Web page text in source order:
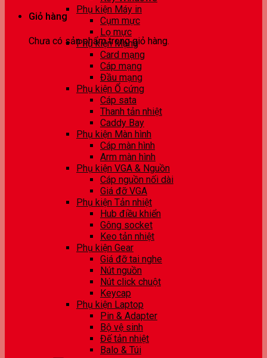
Giỏ hàng
Chưa có sản phẩm trong giỏ hàng.
Phụ kiện Máy in
Cụm mực
Lọ mực
Phụ kiện Mạng
Card mạng
Cáp mạng
Đầu mạng
Phụ kiện Ổ cứng
Cáp sata
Thanh tản nhiệt
Caddy Bay
Phụ kiện Màn hình
Cáp màn hình
Arm màn hình
Phụ kiện VGA & Nguồn
Cáp nguồn nối dài
Giá đỡ VGA
Phụ kiện Tản nhiệt
Hub điều khiển
Gông socket
Keo tản nhiệt
Phụ kiện Gear
Giá đỡ tai nghe
Nút nguồn
Nút click chuột
Keycap
Phụ kiện Laptop
Pin & Adapter
Bộ vệ sinh
Đế tản nhiệt
Balo & Túi